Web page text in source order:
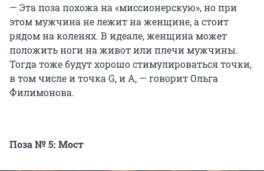
— Эта поза похожа на «миссионерскую», но при
этом мужчина не лежит на женщине, а стоит
рядом на коленях. В идеале, женщина может
положить ноги на живот или плечи мужчины.
Тогда тоже будут хорошо стимулироваться точки,
в том числе и точка G, и А, — говорит Ольга
Филимонова.
Поза № 5: Мост